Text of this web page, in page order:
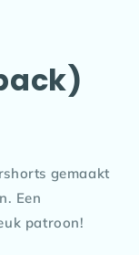
gemaakt
Een
patroon!